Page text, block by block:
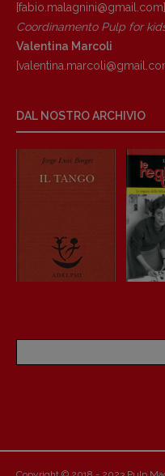
[fabio.malagnini@gmail. com]
Coordinamento Pulp for
Valentina Marcoli
[valentina.marcoli@gmail.
DAL NOSTRO ARCHIVIO